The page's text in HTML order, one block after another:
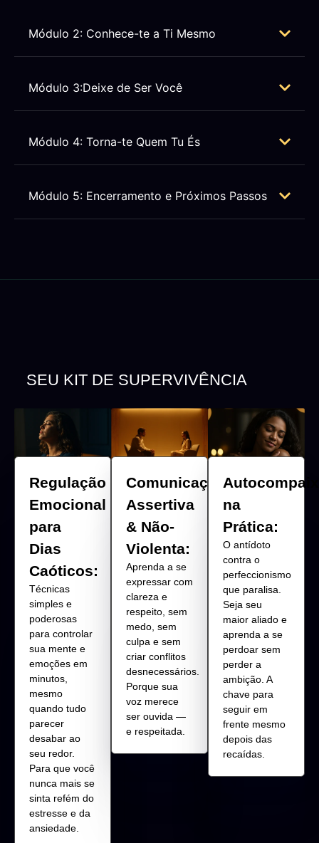
Módulo 2: Conhece-te a Ti Mesmo
Módulo 3:Deixe de Ser Você
Módulo 4: Torna-te Quem Tu És
Módulo 5: Encerramento e Próximos Passos
SEU KIT DE SUPERVIVÊNCIA
Regulação
Emocional
para
Dias
Caóticos:
Técnicas
simples e
poderosas
para controlar
sua mente e
emoções em
minutos,
mesmo
quando tudo
parecer
desabar ao
seu redor.
Para que você
nunca mais se
sinta refém do
estresse e da
ansiedade.
Comunicação
Assertiva
& Não-
Violenta:
Aprenda a se
expressar com
clareza e
respeito, sem
medo, sem
culpa e sem
criar conflitos
desnecessários.
Porque sua
voz merece
ser ouvida —
e respeitada.
na
Prática:
O antídoto
contra o
perfeccionismo
que paralisa.
Seja seu
maior aliado e
aprenda a se
perdoar sem
perder a
ambição. A
chave para
seguir em
frente mesmo
depois das
recaídas.